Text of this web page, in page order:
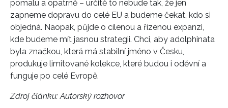
pomalu a opatrně – určitě to nebude tak, že jen
zapneme dopravu do celé EU a budeme čekat, kdo si
objedná. Naopak, půjde o cílenou a řízenou expanzi,
kde budeme mít jasnou strategii. Chci, aby adolphinata
byla značkou, která má stabilní jméno v Česku,
produkuje limitované kolekce, které budou i oděvní a
funguje po celé Evropě.
Zdroj článku: Autorský rozhovor